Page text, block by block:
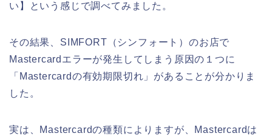
い】という感じで調べてみました。
その結果、SIMFORT（シンフォート）のお店で
Mastercardエラーが発生してしまう原因の１つに
「Mastercardの有効期限切れ」があることが分かりま
した。
実は、Mastercardの種類によりますが、Mastercardは